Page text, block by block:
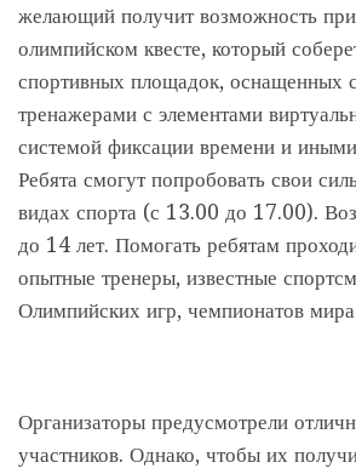
желающий получит возможность
олимпийском квесте, который
спортивных площадок, оснащенных
тренажерами с элементами
системой фиксации времени и
Ребята смогут попробовать свои
видах спорта (с 13.00 до 17.00).
до 14 лет. Помогать ребятам
опытные тренеры, известные
Олимпийских игр, чемпионатов
Организаторы предусмотрели
участников. Однако, чтобы их